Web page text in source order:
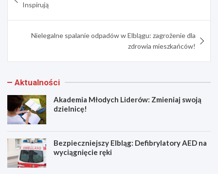
Inspirują
Nielegalne spalanie odpadów w Elblągu: zagrożenie dla
zdrowia mieszkańców!
Aktualności
Akademia Młodych Liderów: Zmieniaj swoją
dzielnicę!
Bezpieczniejszy Elbląg: Defibrylatory AED na
wyciągnięcie ręki